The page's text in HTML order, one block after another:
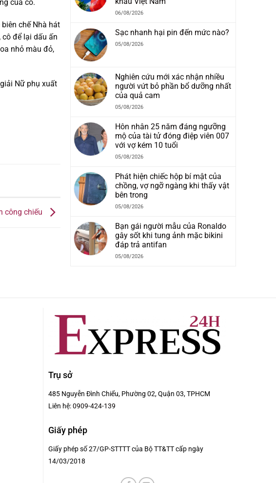
của cô.
chế Nhà hát
cô để lại dấu ấn
nhỏ màu đỏ,
Nữ phụ xuất
công chiếu
06/08/2026
Sạc nhanh hại pin đến mức nào?
05/08/2026
Nghiên cứu mới xác nhận nhiều
người vứt bỏ phần bổ dưỡng nhất
của quả cam
05/08/2026
Hôn nhân 25 năm đáng ngưỡng
mộ của tài tử đóng điệp viên 007
với vợ kém 10 tuổi
05/08/2026
Phát hiện chiếc hộp bí mật của
chồng, vợ ngỡ ngàng khi thấy vật
bên trong
05/08/2026
Bạn gái người mẫu của Ronaldo
gây sốt khi tung ảnh mặc bikini
đáp trả antifan
05/08/2026
Trụ sở
485 Nguyễn Đình Chiểu, Phường 02, Quận 03, TPHCM
Liên hệ:0909-424-139
Giấy phép
Giấy phép số 27/GP-STTTT của Bộ TT&TT cấp ngày
14/03/2018